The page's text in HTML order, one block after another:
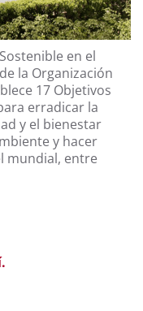
en el
la Organización
17 Objetivos
erradicar la
y el bienestar
y hacer
mundial, entre